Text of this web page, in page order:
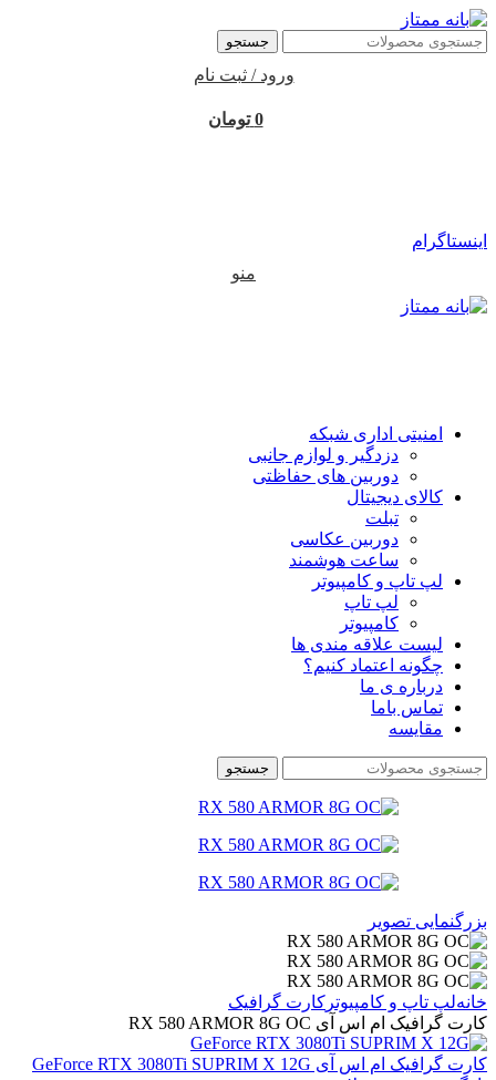
جستجو
ورود / ثبت نام
0 تومان
اینستاگرام
منو
امنیتی اداری شبکه
دزدگیر و لوازم جانبی
دوربین های حفاظتی
کالای دیجیتال
تبلت
دوربین عکاسی
ساعت هوشمند
لپ تاپ و کامپیوتر
لپ تاپ
کامپیوتر
لیست علاقه مندی ها
چگونه اعتماد کنیم؟
درباره ی ما
تماس باما
مقایسه
جستجو
بزرگنمایی تصویر
خانهلپ تاپ و کامپیوتر کارت گرافیک
کارت گرافیک ام اس آی RX 580 ARMOR 8G OC
کارت گرافیک ام اس آی GeForce RTX 3080Ti SUPRIM X 12G